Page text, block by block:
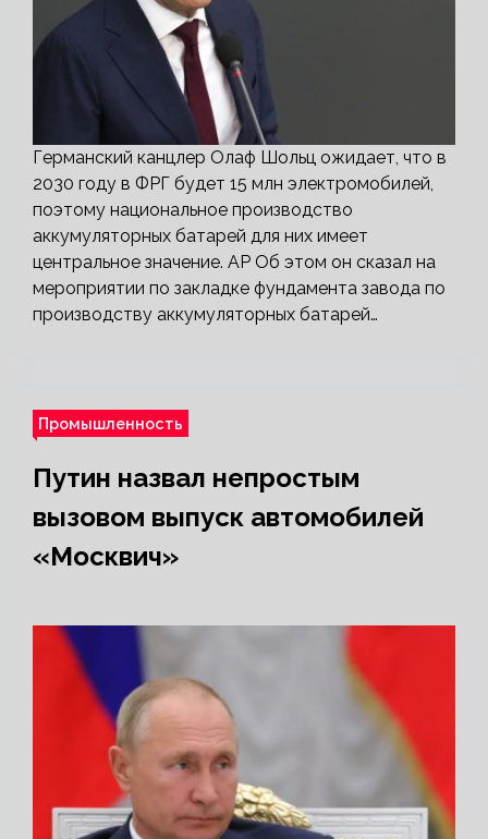
Германский канцлер Олаф Шольц ожидает, что в
2030 году в ФРГ будет 15 млн электромобилей,
поэтому национальное производство
аккумуляторных батарей для них имеет
центральное значение. AP Об этом он сказал на
мероприятии по закладке фундамента завода по
производству аккумуляторных батарей…
Промышленность
Путин назвал непростым
вызовом выпуск автомобилей
«Москвич»